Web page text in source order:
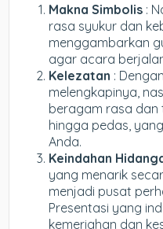
Makna Simbolis :
rasa syukur dan
menggambarkan
agar acara
Kelezatan :
melengkapinya,
beragam rasa dan
hingga pedas,
Anda.
Keindahan
yang menarik
menjadi pusat
Presentasi yang
kemeriahan dan